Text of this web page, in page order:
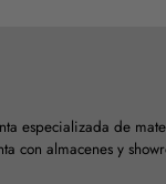
especializada de
con almacenes y